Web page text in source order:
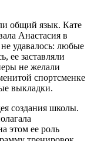
общий язык. Кате
Анастасия в
удавалось: любые
ее заставляли
не желали
спортсменке
выкладки.
создания школы.
этом ее роль